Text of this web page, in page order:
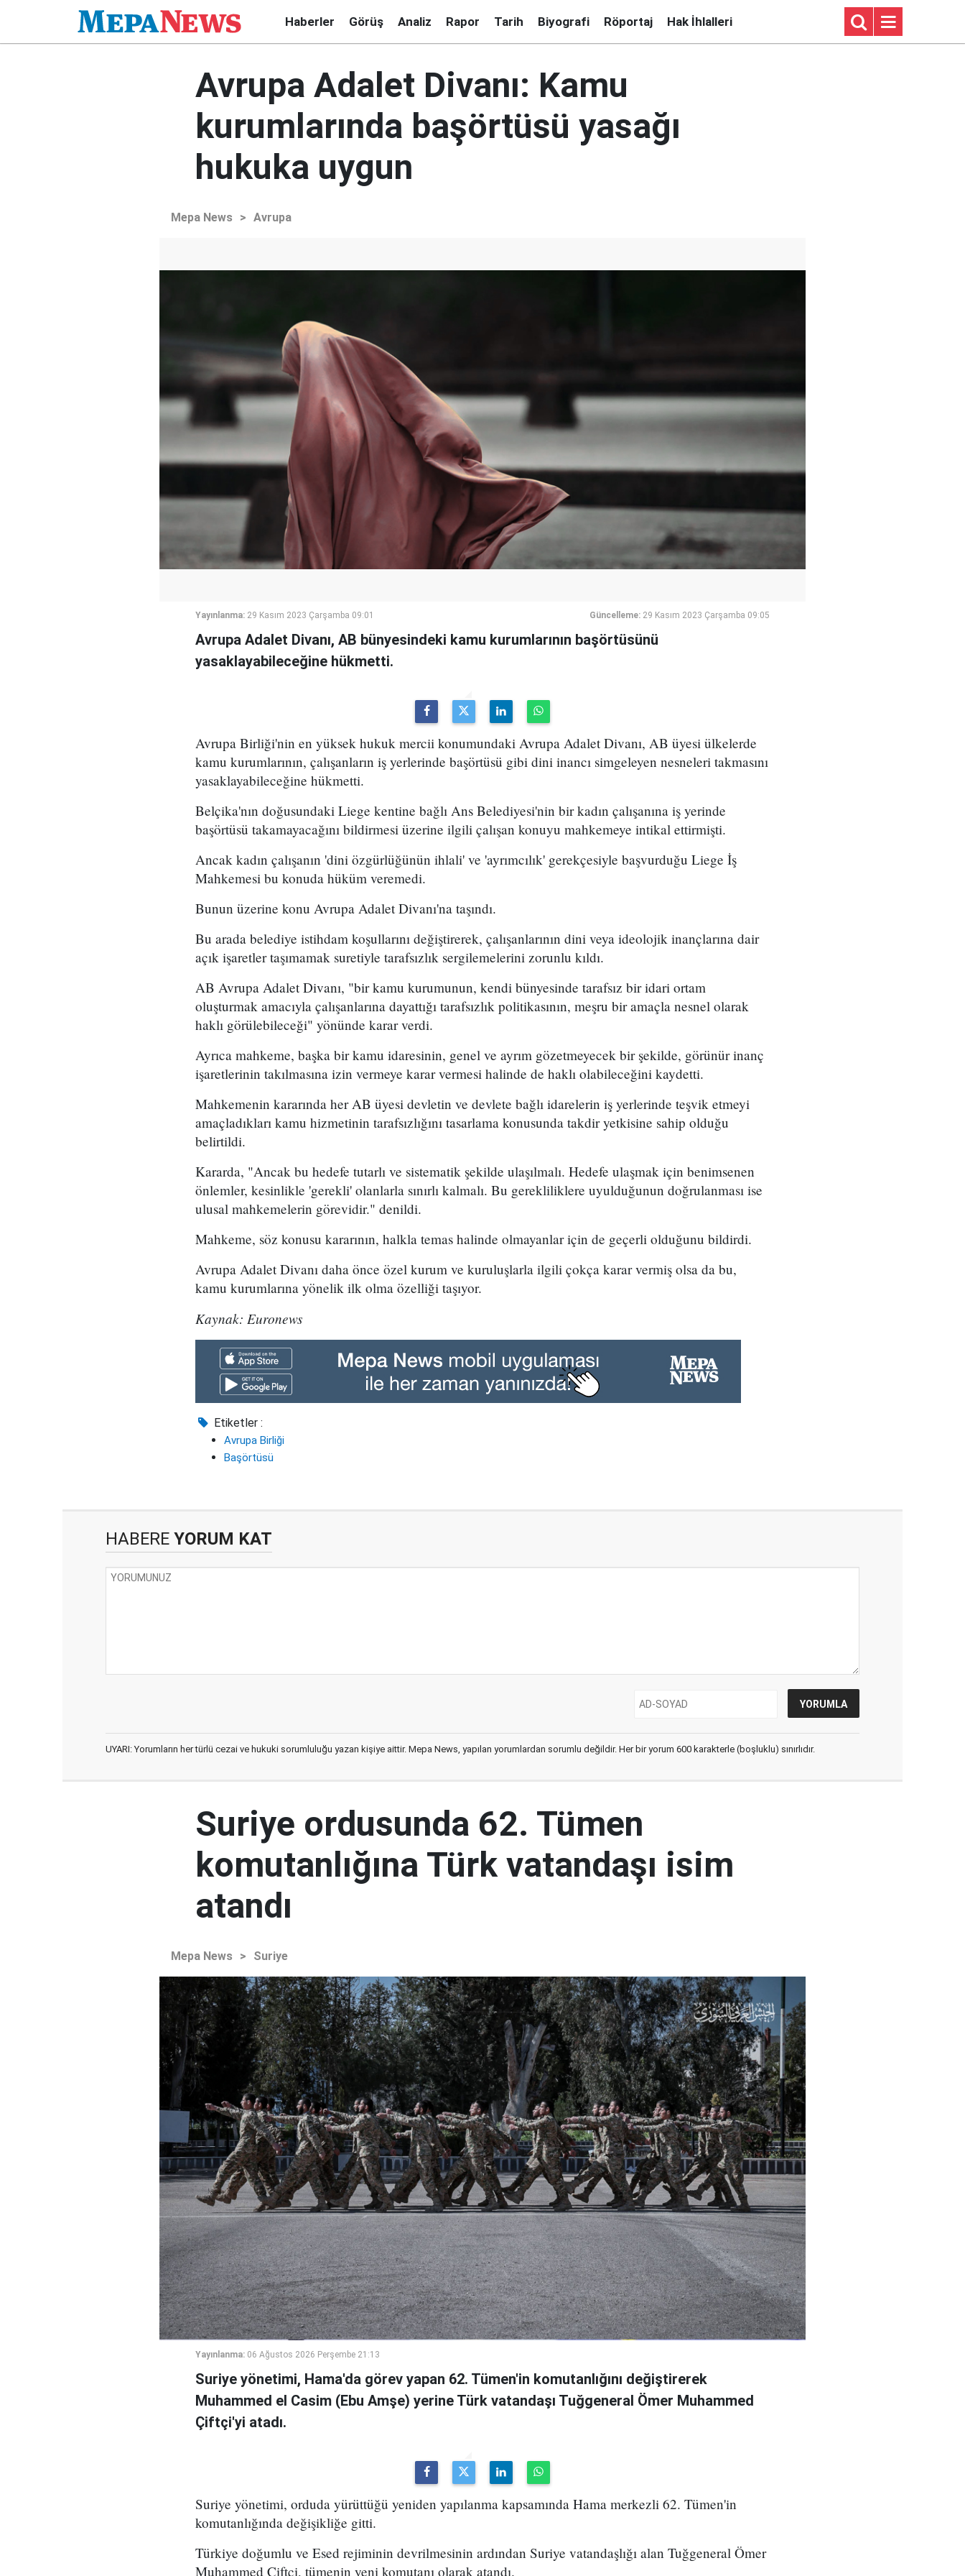
Haberler Görüş Analiz Rapor Tarih Biyografi Röportaj Hak İhlalleri
Avrupa Adalet Divanı: Kamu
kurumlarında başörtüsü yasağı
hukuka uygun
Mepa News > Avrupa
Yayınlanma: 29 Kasım 2023 Çarşamba 09:01 Güncelleme: 29 Kasım 2023 Çarşamba 09:05
Avrupa Adalet Divanı, AB bünyesindeki kamu kurumlarının başörtüsünü
yasaklayabileceğine hükmetti.
Avrupa Birliği'nin en yüksek hukuk mercii konumundaki Avrupa Adalet Divanı, AB üyesi ülkelerde
kamu kurumlarının, çalışanların iş yerlerinde başörtüsü gibi dini inancı simgeleyen nesneleri takmasını
yasaklayabileceğine hükmetti.
Belçika'nın doğusundaki Liege kentine bağlı Ans Belediyesi'nin bir kadın çalışanına iş yerinde
başörtüsü takamayacağını bildirmesi üzerine ilgili çalışan konuyu mahkemeye intikal ettirmişti.
Ancak kadın çalışanın 'dini özgürlüğünün ihlali' ve 'ayrımcılık' gerekçesiyle başvurduğu Liege İş
Mahkemesi bu konuda hüküm veremedi.
Bunun üzerine konu Avrupa Adalet Divanı'na taşındı.
Bu arada belediye istihdam koşullarını değiştirerek, çalışanlarının dini veya ideolojik inançlarına dair
açık işaretler taşımamak suretiyle tarafsızlık sergilemelerini zorunlu kıldı.
AB Avrupa Adalet Divanı, "bir kamu kurumunun, kendi bünyesinde tarafsız bir idari ortam
oluşturmak amacıyla çalışanlarına dayattığı tarafsızlık politikasının, meşru bir amaçla nesnel olarak
haklı görülebileceği" yönünde karar verdi.
Ayrıca mahkeme, başka bir kamu idaresinin, genel ve ayrım gözetmeyecek bir şekilde, görünür inanç
işaretlerinin takılmasına izin vermeye karar vermesi halinde de haklı olabileceğini kaydetti.
Mahkemenin kararında her AB üyesi devletin ve devlete bağlı idarelerin iş yerlerinde teşvik etmeyi
amaçladıkları kamu hizmetinin tarafsızlığını tasarlama konusunda takdir yetkisine sahip olduğu
belirtildi.
Kararda, "Ancak bu hedefe tutarlı ve sistematik şekilde ulaşılmalı. Hedefe ulaşmak için benimsenen
önlemler, kesinlikle 'gerekli' olanlarla sınırlı kalmalı. Bu gerekliliklere uyulduğunun doğrulanması ise
ulusal mahkemelerin görevidir." denildi.
Mahkeme, söz konusu kararının, halkla temas halinde olmayanlar için de geçerli olduğunu bildirdi.
Avrupa Adalet Divanı daha önce özel kurum ve kuruluşlarla ilgili çokça karar vermiş olsa da bu,
kamu kurumlarına yönelik ilk olma özelliği taşıyor.
Kaynak: Euronews
Etiketler :
Avrupa Birliği
Başörtüsü
HABERE YORUM KAT
UYARI: Yorumların her türlü cezai ve hukuki sorumluluğu yazan kişiye aittir. Mepa News, yapılan yorumlardan sorumlu değildir. Her bir yorum 600 karakterle (boşluklu) sınırlıdır.
Suriye ordusunda 62. Tümen
komutanlığına Türk vatandaşı isim
atandı
Mepa News > Suriye
Yayınlanma: 06 Ağustos 2026 Perşembe 21:13
Suriye yönetimi, Hama'da görev yapan 62. Tümen'in komutanlığını değiştirerek
Muhammed el Casim (Ebu Amşe) yerine Türk vatandaşı Tuğgeneral Ömer Muhammed
Çiftçi'yi atadı.
Suriye yönetimi, orduda yürüttüğü yeniden yapılanma kapsamında Hama merkezli 62. Tümen'in
komutanlığında değişikliğe gitti.
Türkiye doğumlu ve Esed rejiminin devrilmesinin ardından Suriye vatandaşlığı alan Tuğgeneral Ömer
Muhammed Çiftçi, tümenin yeni komutanı olarak atandı.